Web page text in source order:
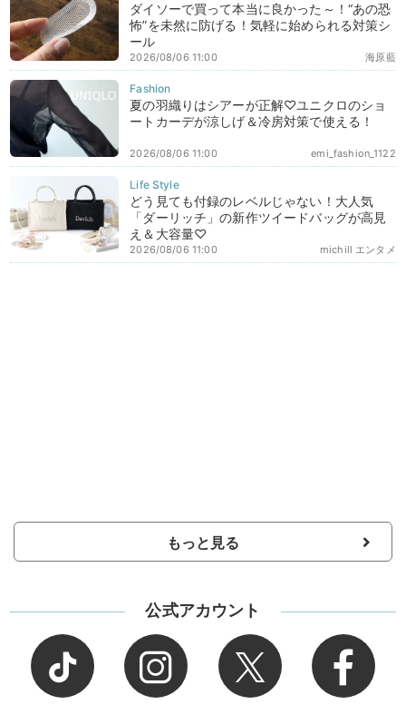
ダイソーで買って本当に良かった～！“あの恐
怖”を未然に防げる！気軽に始められる対策シ
ール
海原藍
2026/08/06 11:00
夏の羽織りはシアーが正解♡ユニクロのショ
ートカーデが涼しげ＆冷房対策で使える！
emi_fashion_1122
2026/08/06 11:00
どう見ても付録のレベルじゃない！大人気
「ダーリッチ」の新作ツイードバッグが高見
え＆大容量♡
michill エンタメ
2026/08/06 11:00
もっと見る
公式アカウント